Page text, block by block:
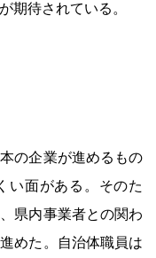
期待されている。
の企業が進めるもの
い面がある。そのた
県内事業者との関わ
めた。自治体職員は